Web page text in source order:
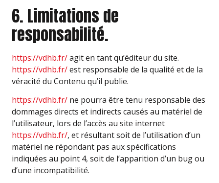
6. Limitations de
responsabilité.
https://vdhb.fr/agit en tant qu’éditeur du site.
https://vdhb.fr/est responsable de la qualité et de la
véracité du Contenu qu’il publie.
https://vdhb.fr/ ne pourra être tenu responsable des
dommages directs et indirects causés au matériel de
l’utilisateur, lors de l’accès au site internet
https://vdhb.fr/, et résultant soit de l’utilisation d’un
matériel ne répondant pas aux spécifications
indiquées au point 4, soit de l’apparition d’un bug ou
d’une incompatibilité.